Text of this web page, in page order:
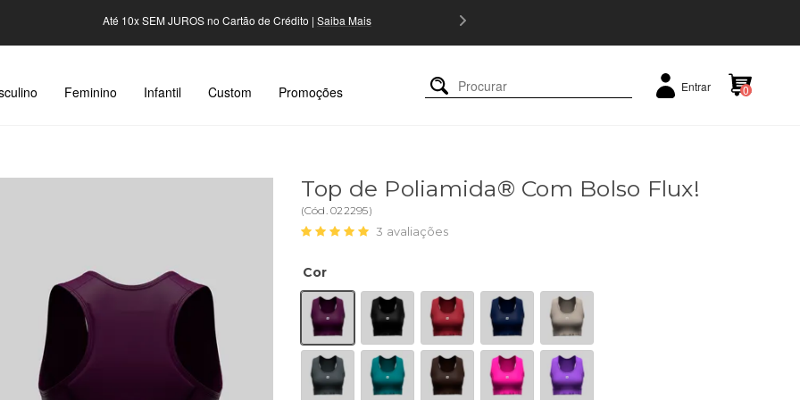
Até 10x SEM JUROS no Cartão de Crédito | Saiba Mais
Feminino Infantil Custom Promoções Entrar 0
Top de Poliamida® Com Bolso Flux!
(Cód. 022295)
3 avaliações
Cor